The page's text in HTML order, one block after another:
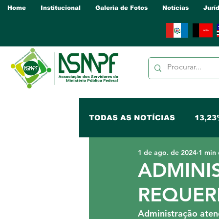
Home Institucional Galeria de Fotos Notícias
TODAS AS NOTÍCIAS
NUCLEO PB NUCLEO
NUCLEO PA NUCLEO PI
1 de ago. de 2024 1 min
Administração